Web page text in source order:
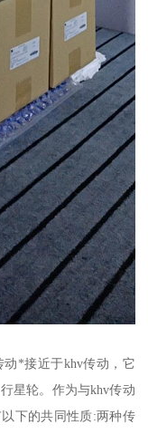
*接近于khv传动，它
星轮。作为与khv传动
下的共同性质:两种传